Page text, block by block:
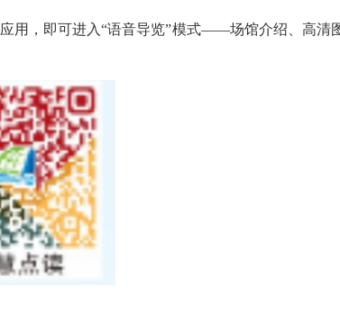
用，即可进入“语音导览”模式——场馆介绍、高清